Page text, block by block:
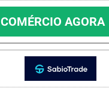
COMÉRCIO AGORA